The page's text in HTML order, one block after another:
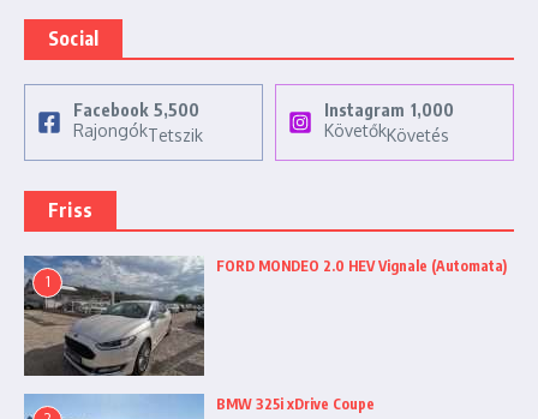
Social
Facebook 5,500
RajongókTetszik
Instagram 1,000
KövetőkKövetés
Friss
1
FORD MONDEO 2.0 HEV Vignale (Automata)
BMW 325i xDrive Coupe